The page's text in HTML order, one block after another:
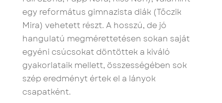
egy református gimnazista diák (Tőczik
Mira) vehetett részt. A hosszú, de jó
hangulatú megmérettetésen sokan saját
egyéni csúcsokat döntöttek a kiváló
gyakorlataik mellett, összességében sok
szép eredményt értek el a lányok
csapatként.